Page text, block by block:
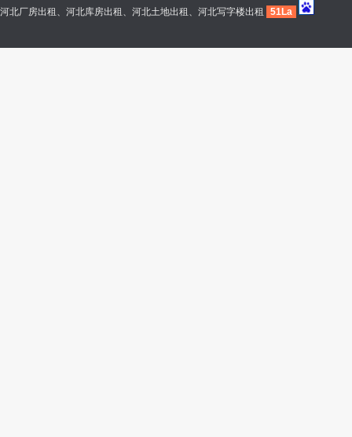
河北厂房出租、河北库房出租、河北土地出租、河北写字楼出租
51La